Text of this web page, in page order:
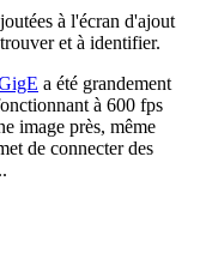
à l'écran d'ajout
et à identifier.
a été grandement
à 600 fps
image près, même
de connecter des